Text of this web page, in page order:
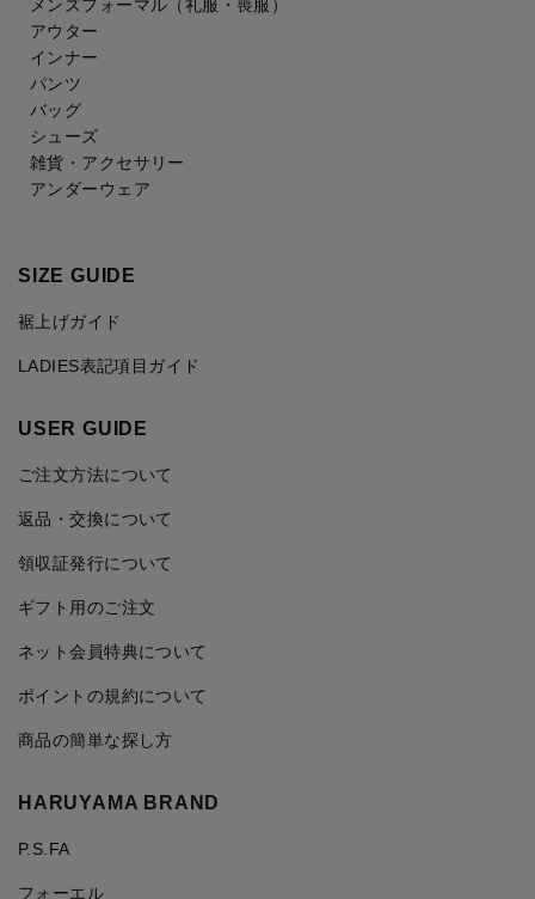
メンズフォーマル （礼服・喪服）
アウター
インナー
パンツ
バッグ
シューズ
雑貨・アクセサリー
アンダーウェア
SIZE GUIDE
裾上げガイド
LADIES表記項目ガイド
USER GUIDE
ご注文方法について
返品・交換について
領収証発行について
ギフト用のご注文
ネット会員特典について
ポイントの規約について
商品の簡単な探し方
HARUYAMA BRAND
P.S.FA
フォーエル